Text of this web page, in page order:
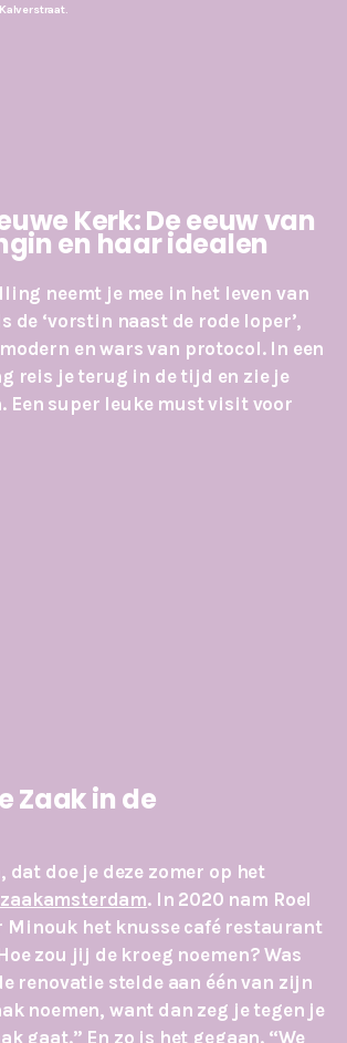
Kerk: De eeuw van
en haar idealen
neemt je mee in het leven van
de ‘vorstin naast de rode loper’,
en wars van protocol. In een
reis je terug in de tijd en zie je
Een super leuke must visit voor
Zaak in de
doe je deze zomer op het
. In 2020 nam Roel
Minouk het knusse café restaurant
zou jij de kroeg noemen? Was
renovatie stelde aan één van zijn
noemen, want dan zeg je tegen je
gaat.” En zo is het gegaan. “We